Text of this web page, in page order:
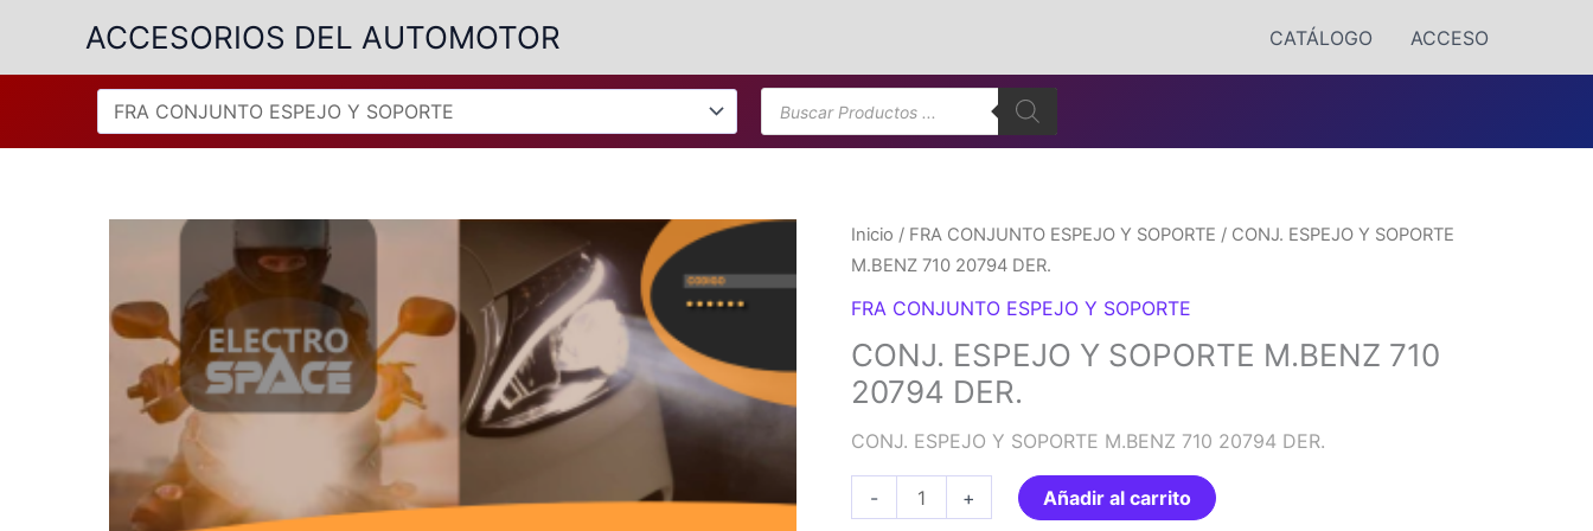
contenido
ACCESORIOS DEL AUTOMOTOR CATÁLOGO ACCESO
Búsqueda
de
productos
Inicio / FRA CONJUNTO ESPEJO Y SOPORTE / CONJ. ESPEJO Y SOPORTE
M.BENZ 710 20794 DER.
FRA CONJUNTO ESPEJO Y SOPORTE
CONJ. ESPEJO Y SOPORTE M.BENZ 710
20794 DER.
CONJ. ESPEJO Y SOPORTE M.BENZ 710 20794 DER.
-
ESPEJO
+ Añadir al carrito